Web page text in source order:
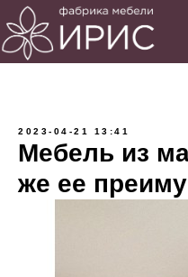
2023-04-21 13:41
Мебель из
же ее